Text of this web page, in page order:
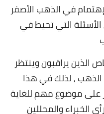
في الذهب الأصفر
التي تحيط في
الذين يراقبون وينتظر
الذهب , لذلك في هذا
على موضوع مهم للغاية
الخبراء والمحللين